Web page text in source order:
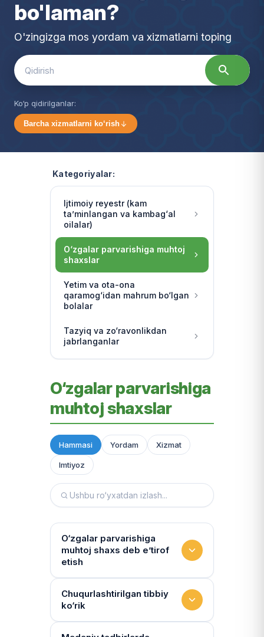
bo'laman?
O'zingizga mos yordam va xizmatlarni toping
Search
for:
Ko‘p qidirilganlar:
Barcha xizmatlarni ko‘rish
Kategoriyalar:
Ijtimoiy reyestr (kam
ta’minlangan va kambag‘al
oilalar)
O‘zgalar parvarishiga muhtoj
shaxslar
Yetim va ota-ona
qaramog‘idan mahrum bo‘lgan
bolalar
Tazyiq va zo‘ravonlikdan
jabrlanganlar
O‘zgalar parvarishiga
muhtoj shaxslar
Hammasi Yordam Xizmat
Imtiyoz
O‘zgalar parvarishiga
muhtoj shaxs deb e’tirof
etish
Yashash sharoitini kim
baholaydi?
Multidissiplinar guruh: "Inson"
Chuqurlashtirilgan tibbiy
ko‘rik